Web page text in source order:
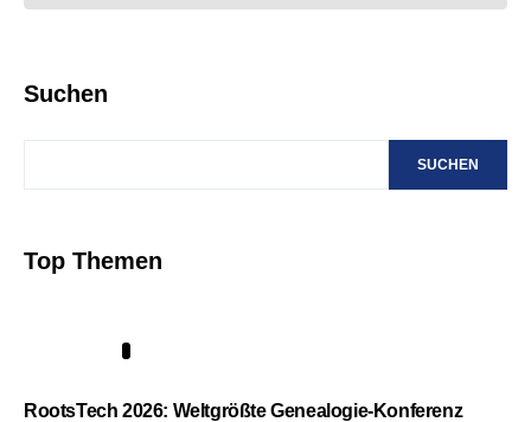
Suchen
SUCHEN
Top Themen
RootsTech 2026: Weltgrößte Genealogie-Konferenz